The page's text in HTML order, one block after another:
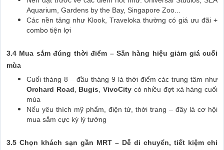
Aquarium, Gardens by the Bay, Singapore Zoo...
Các nền tảng như Klook, Traveloka thường có giá ưu đãi +
combo tiện lợi
3.4 Mua sắm đúng thời điểm – Săn hàng hiệu giảm giá cuối
mùa
Cuối tháng 8 – đầu tháng 9 là thời điểm các trung tâm như
Orchard Road, Bugis,VivoCity có nhiều đợt xả hàng cuối
mùa
Nếu yêu thích mỹ phẩm, điện tử, thời trang – đây là cơ hội
mua sắm cực kỳ lý tưởng
3.5 Chọn khách sạn gần MRT – Dễ di chuyển, tiết kiệm chi